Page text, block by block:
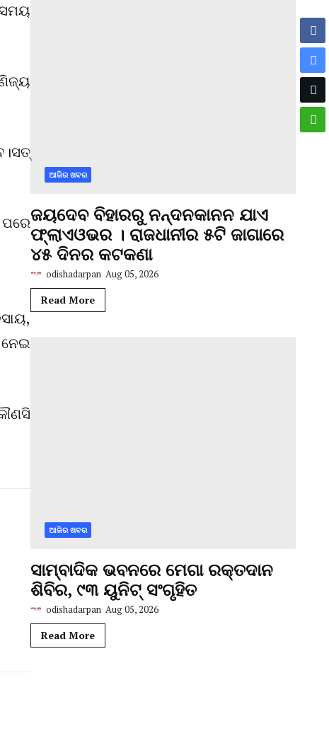
ଆଜିର ଖବର
ଜୟଦେବ ବିହାରରୁ ନନ୍ଦନକାନନ ଯାଏ
ଫ୍ଲାଏଓଭର । ରାଜଧାନୀର ୫ଟି ଜାଗାରେ
୪୫ ଦିନର କଟକଣା
odishadarpan Aug 05, 2026
Read More
ଆଜିର ଖବର
ସାମ୍ବାଦିକ ଭବନରେ ମେଗା ରକ୍ତଦାନ
ଶିବିର, ୯୩ ୟୁନିଟ୍ ସଂଗୃହିତ
odishadarpan Aug 05, 2026
Read More